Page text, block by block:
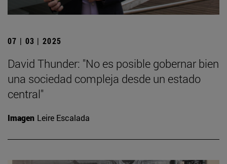
07 | 03 | 2025
David Thunder: "No es posible gobernar bien
una sociedad compleja desde un estado
central"
Imagen Leire Escalada